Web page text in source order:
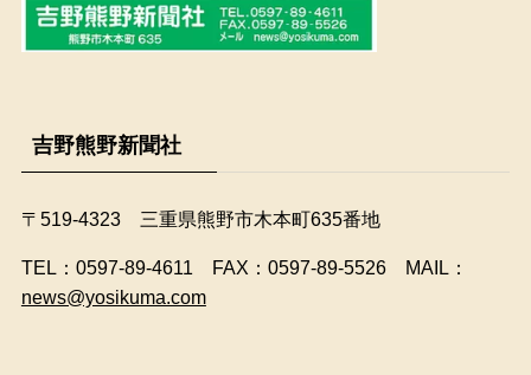
吉野熊野新聞社
〒519-4323 三重県熊野市木本町635番地
​TEL：0597-89-4611 FAX：0597-89-5526 MAIL：
news@yosikuma.com